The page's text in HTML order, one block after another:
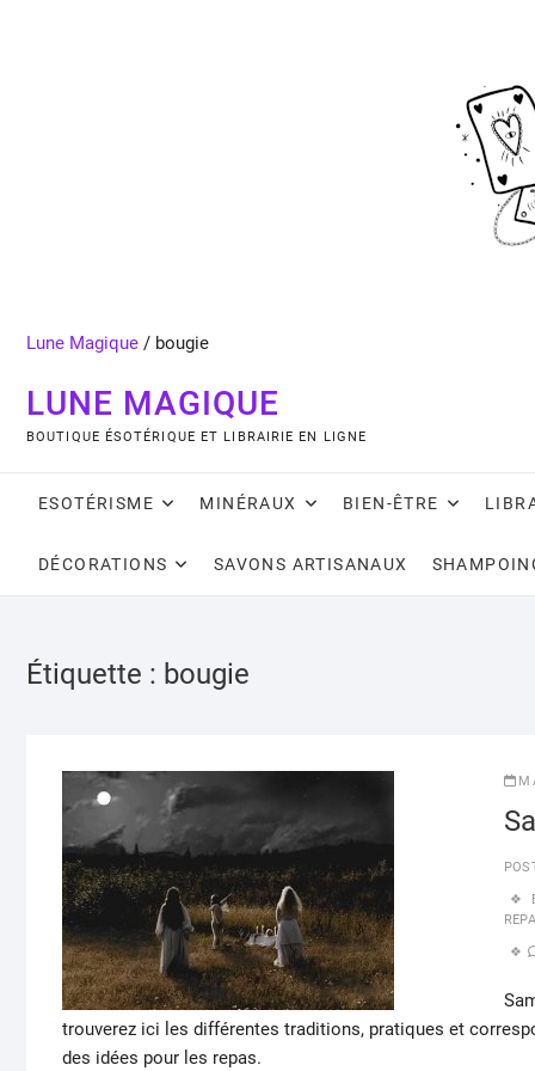
Lune Magique / bougie
LUNE MAGIQUE
BOUTIQUE ÉSOTÉRIQUE ET LIBRAIRIE EN LIGNE
ESOTÉRISME MINÉRAUX BIEN-ÊTRE
DÉCORATIONS SAVONS ARTISANAUX
Étiquette : bougie
trouverez ici les différentes traditions, pratiques et
des idées pour les repas.